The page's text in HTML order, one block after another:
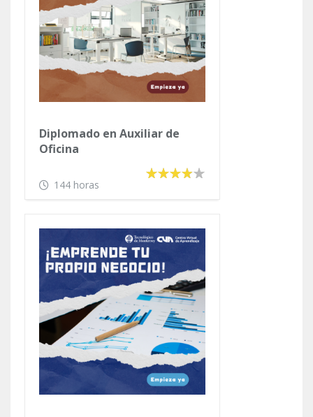
Diplomado en Auxiliar de
Oficina
144 horas